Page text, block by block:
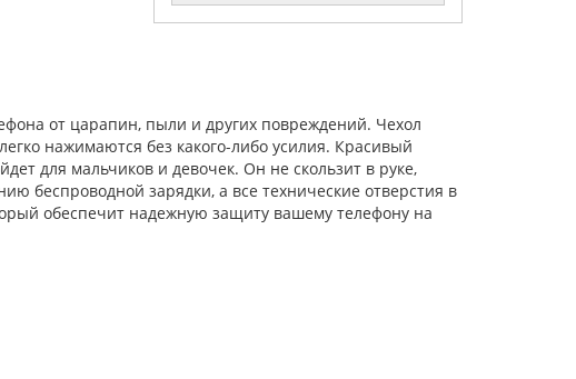
от царапин, пыли и других повреждений. Чехол
нажимаются без какого-либо усилия. Красивый
для мальчиков и девочек. Он не скользит в руке,
беспроводной зарядки, а все технические отверстия в
обеспечит надежную защиту вашему телефону на